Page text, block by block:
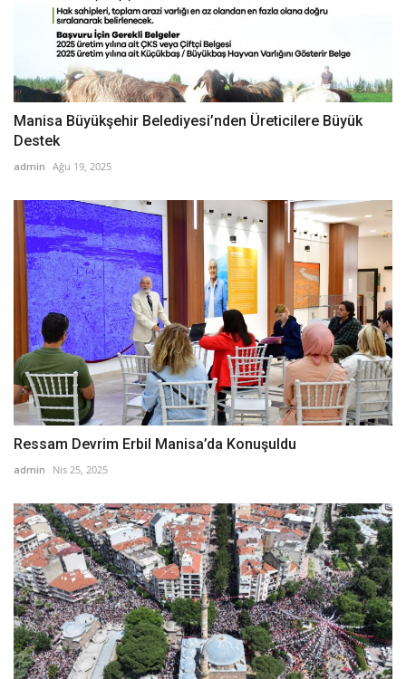
Manisa Büyükşehir Belediyesi’nden Üreticilere Büyük
Destek
admin Ağu 19, 2025
Ressam Devrim Erbil Manisa’da Konuşuldu
admin Nis 25, 2025